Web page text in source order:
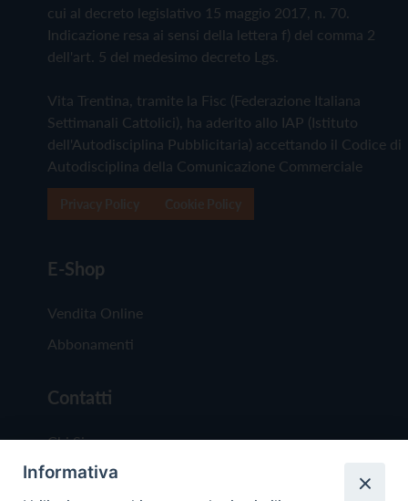
cui al decreto legislativo 15 maggio 2017, n. 70.
Indicazione resa ai sensi della lettera f) del comma 2
dell'art. 5 del medesimo decreto Lgs.
Vita Trentina, tramite la Fisc (Federazione Italiana
Settimanali Cattolici), ha aderito allo IAP (Istituto
dell'Autodisciplina Pubblicitaria) accettando il Codice di
Autodisciplina della Comunicazione Commerciale
E-Shop
Vendita Online
Abbonamenti
Contatti
Chi Siamo
Redazione
Informativa